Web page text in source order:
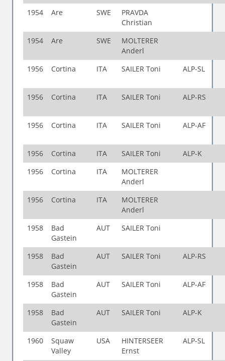
1954 Are SWE
PRAVDA
Christian
1954
Are SWE
MOLTERER
Anderl
1956
Cortina ITA SAILER Toni ALP-SL
1956 Cortina ITA SAILER Toni ALP-RS
1956 Cortina ITA SAILER Toni ALP-AF
1956 Cortina ITA SAILER Toni
ALP-K
1956
Cortina ITA
MOLTERER
Anderl
1956
Cortina ITA
MOLTERER
Anderl
1958
Bad
Gastein
AUT SAILER Toni
1958
Bad
Gastein
AUT SAILER Toni ALP-RS
1958
Bad
Gastein
AUT SAILER Toni ALP-AF
1958
Bad
Gastein
AUT SAILER Toni ALP-K
1960
Squaw
Valley
USA
HINTERSEER
Ernst
ALP-SL